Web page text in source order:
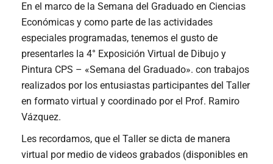
En el marco de la Semana del Graduado en Ciencias
Económicas y como parte de las actividades
especiales programadas, tenemos el gusto de
presentarles la 4° Exposición Virtual de Dibujo y
Pintura CPS – «Semana del Graduado». con trabajos
realizados por los entusiastas participantes del Taller
en formato virtual y coordinado por el Prof. Ramiro
Vázquez.
Les recordamos, que el Taller se dicta de manera
virtual por medio de videos grabados (disponibles en